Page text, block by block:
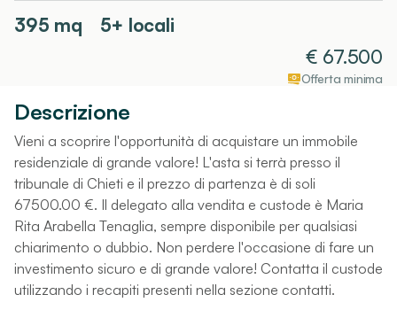
395 mq
5+ locali
€ 67.500
Offerta minima
Descrizione
Vieni a scoprire l'opportunità di acquistare un immobile
residenziale di grande valore! L'asta si terrà presso il
tribunale di Chieti e il prezzo di partenza è di soli
67500.00 €. Il delegato alla vendita e custode è Maria
Rita Arabella Tenaglia, sempre disponibile per qualsiasi
chiarimento o dubbio. Non perdere l'occasione di fare un
investimento sicuro e di grande valore! Contatta il custode
utilizzando i recapiti presenti nella sezione contatti.